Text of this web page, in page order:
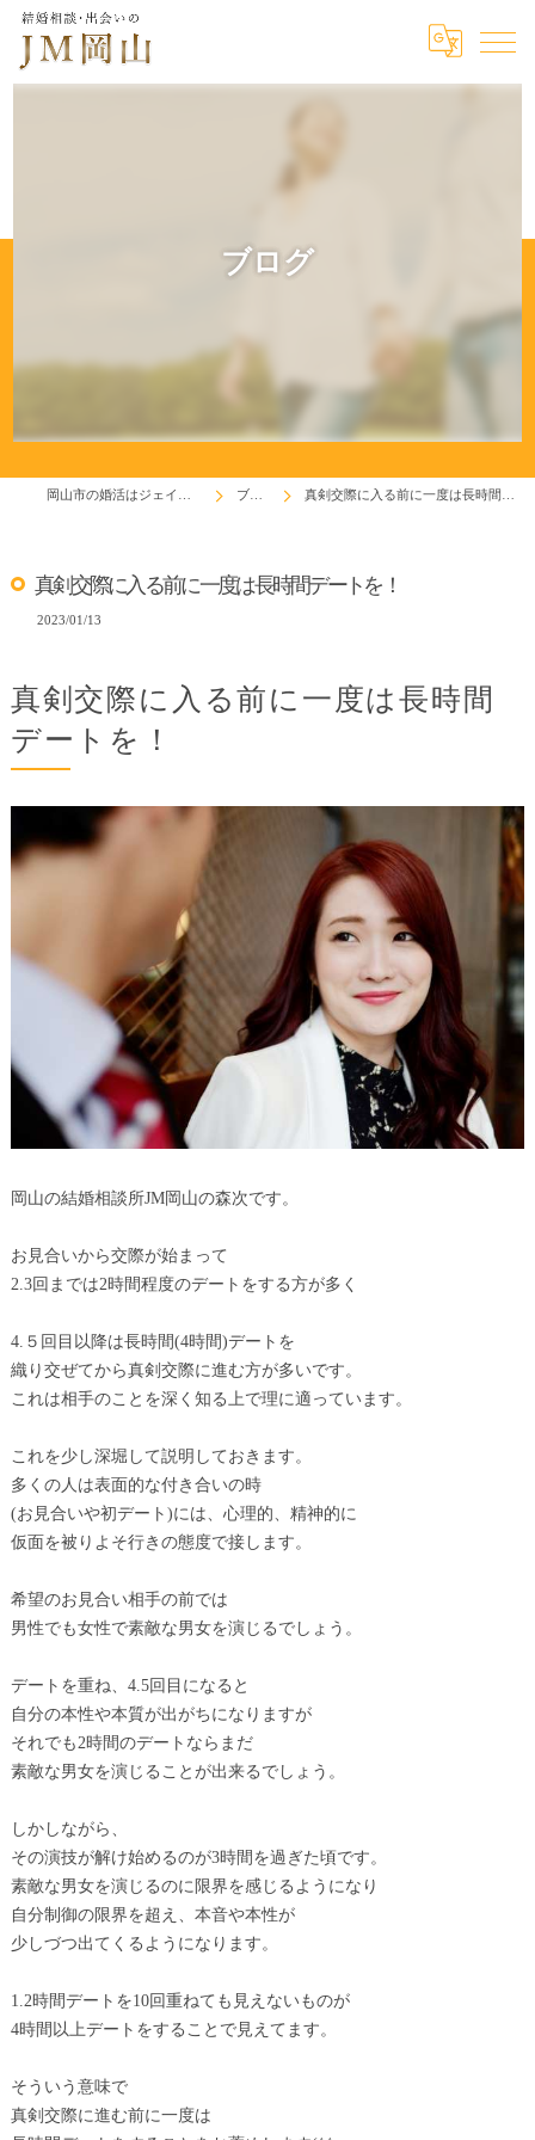
ブログ
ブログ 真剣交際に入る前に一度は長時間デートを！
真剣交際に入る前に一度は長時間デートを！
2023/01/13
真剣交際に入る前に一度は長時間
デートを！
岡山の結婚相談所JM岡山の森次です。
お見合いから交際が始まって
2.3回までは2時間程度のデートをする方が多く
4.５回目以降は長時間(4時間)デートを
織り交ぜてから真剣交際に進む方が多いです。
これは相手のことを深く知る上で理に適っています。
これを少し深堀して説明しておきます。
多くの人は表面的な付き合いの時
(お見合いや初デート)には、心理的、精神的に
仮面を被りよそ行きの態度で接します。
希望のお見合い相手の前では
男性でも女性で素敵な男女を演じるでしょう。
デートを重ね、4.5回目になると
自分の本性や本質が出がちになりますが
それでも2時間のデートならまだ
素敵な男女を演じることが出来るでしょう。
しかしながら、
その演技が解け始めるのが3時間を過ぎた頃です。
素敵な男女を演じるのに限界を感じるようになり
自分制御の限界を超え、本音や本性が
少しづつ出てくるようになります。
1.2時間デートを10回重ねても見えないものが
4時間以上デートをすることで見えてます。
そういう意味で
真剣交際に進む前に一度は